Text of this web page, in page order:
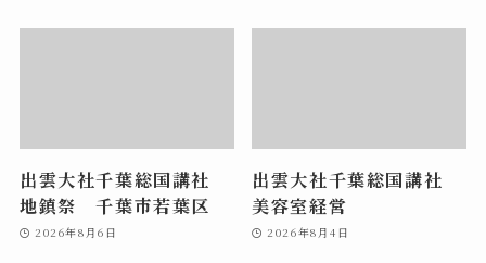
出雲大社千葉総国講社
地鎮祭 千葉市若葉区
2026年8月6日
出雲大社千葉総国講社
美容室経営
2026年8月4日